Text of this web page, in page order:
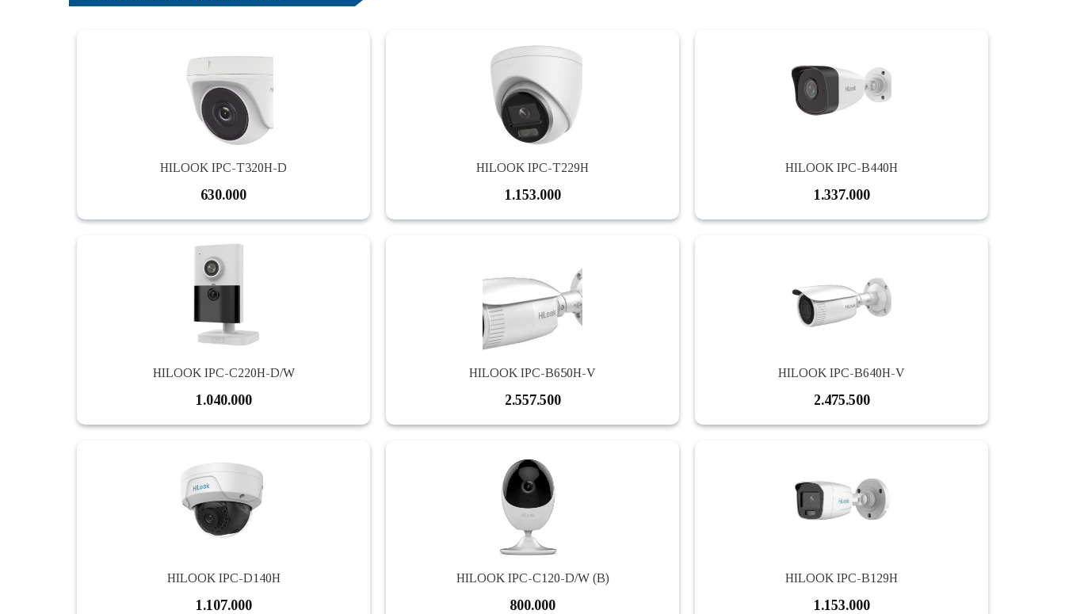
HILOOK IPC-T320H-D
630.000
HILOOK IPC-T229H
1.153.000
HILOOK IPC-B440H
1.337.000
HILOOK IPC-C220H-D/W
1.040.000
HILOOK IPC-B650H-V
2.557.500
HILOOK IPC-B640H-V
2.475.500
HILOOK IPC-D140H
1.107.000
HILOOK IPC-C120-D/W (B)
800.000
HILOOK IPC-B129H
1.153.000